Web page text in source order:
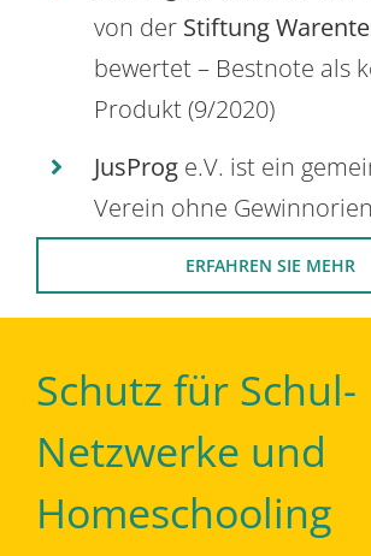
von der Stiftung
bewertet – Bestnote als
Produkt (9/2020)
JusProg e.V. ist ein
Verein ohne
ERFAHREN SIE MEHR
Schutz für Schul-
Netzwerke und
Homeschooling